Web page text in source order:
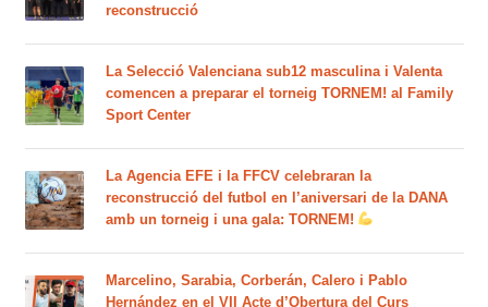
reconstrucció
La Selecció Valenciana sub12 masculina i Valenta
comencen a preparar el torneig TORNEM! al Family
Sport Center
La Agencia EFE i la FFCV celebraran la
reconstrucció del futbol en l’aniversari de la DANA
amb un torneig i una gala: TORNEM!
Marcelino, Sarabia, Corberán, Calero i Pablo
Hernández en el VII Acte d’Obertura del Curs